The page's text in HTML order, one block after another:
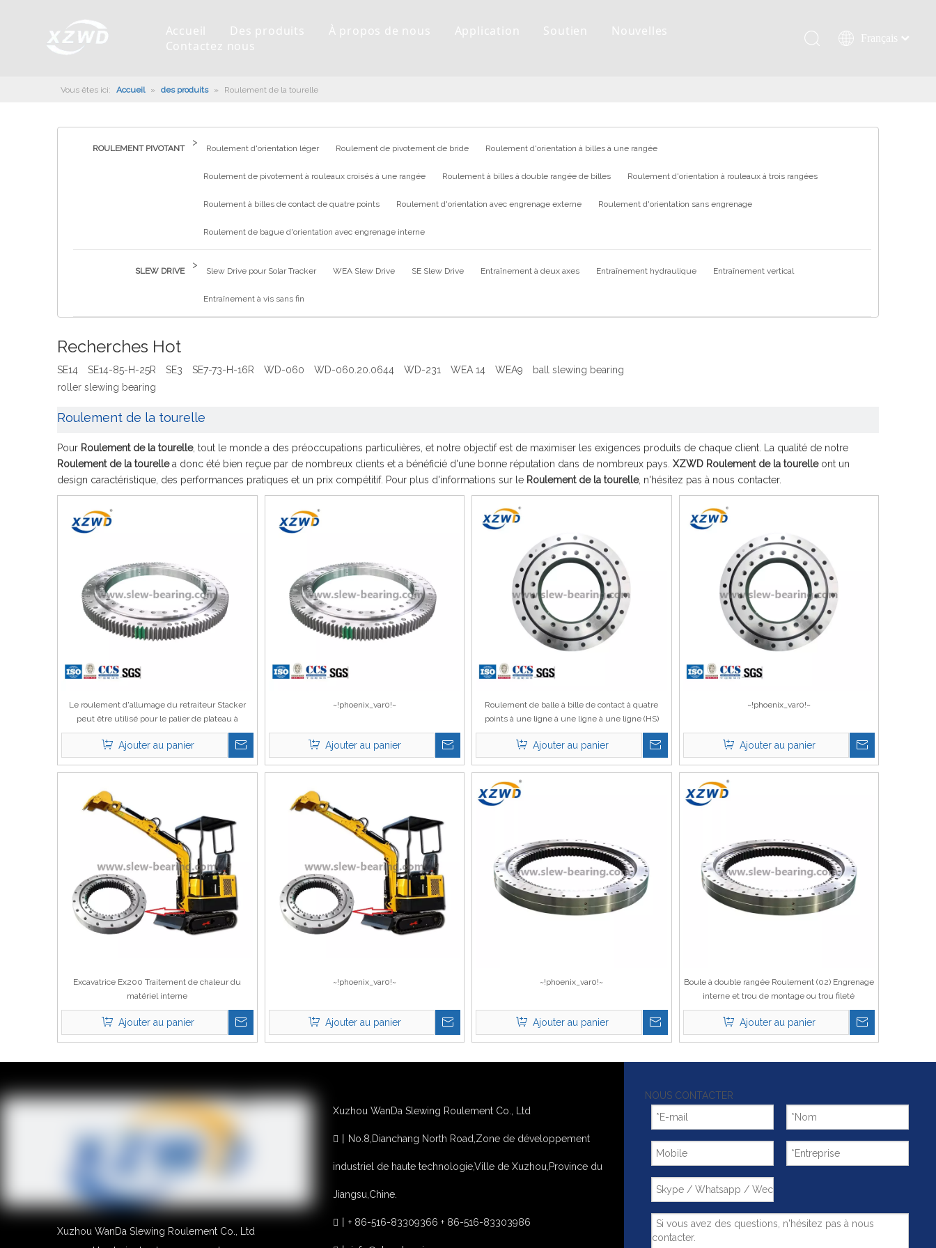
Accueil Des produits
Roulement pivotant
À propos de nous
Profil de la société
Capacité de production
Application
Machines d'ingénierie
Machine de remplissage
Canon à brouillard monté sur camion
Ligne d'assemblage automatique
Soutien
Installation de roulement
Section de roulement
Nouvelles
Anneaux de pivotement
Culture d'entreprise
Contactez nous
Français
Vous êtes ici: Accueil » des produits » Roulement de la tourelle
ROULEMENT PIVOTANT
>
Roulement d'orientation léger Roulement de pivotement de bride Roulement d'orientation à billes à une rangée
Roulement de pivotement à rouleaux croisés à une rangée Roulement à billes à double rangée de billes Roulement d'orientation à rouleaux à trois rangées
Roulement à billes de contact de quatre points Roulement d'orientation avec engrenage externe Roulement d'orientation sans engrenage
Roulement de bague d'orientation avec engrenage interne
SLEW DRIVE
>
Slew Drive pour Solar Tracker WEA Slew Drive SE Slew Drive Entraînement à deux axes Entraînement hydraulique Entraînement vertical
Entraînement à vis sans fin
Recherches Hot
SE14 SE14-85-H-25R SE3 SE7-73-H-16R WD-060 WD-060.20.0644 WD-231 WEA 14 WEA9
ball slewing bearing
roller slewing bearing
Roulement de la tourelle
Pour Roulement de la tourelle, tout le monde a des préoccupations particulières, et notre objectif est de maximiser les exigences produits de chaque client. La qualité de notre
Roulement de la tourellea donc été bien reçue par de nombreux clients et a bénéficié d'une bonne réputation dans de nombreux pays. XZWD Roulement de la tourelleont un
design caractéristique, des performances pratiques et un prix compétitif. Pour plus d'informations sur le Roulement de la tourelle, n'hésitez pas à nous contacter.
Le roulement d'allumage du retraiteur Stacker
peut être utilisé pour le palier de plateau à
excavateur avec du matériel interne
Ajouter au panier
~!phoenix_var0!~
Ajouter au panier
Roulement de balle à bille de contact à quatre
points à une ligne à une ligne à une ligne (HS)
sans équipement pour la machine à souder
Ajouter au panier
~!phoenix_var0!~
Ajouter au panier
Excavatrice Ex200 Traitement de chaleur du
matériel interne
Ajouter au panier
~!phoenix_var0!~
Ajouter au panier
~!phoenix_var0!~
Ajouter au panier
Boule à double rangée Roulement (02) Engrenage
interne et trou de montage ou trou fileté
Ajouter au panier
Xuzhou WanDa Slewing Roulement Co., Ltd
Xuzhou WanDa Slewing Roulement Co., Ltd
 No.8,Dianchang North Road,Zone de développement
industriel de haute technologie,Ville de Xuzhou,Province du
Jiangsu,Chine.
 + 86-516-83309366 + 86-516-83303986
NOUS CONTACTER